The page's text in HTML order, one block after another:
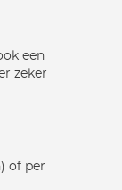
een
zeker
of per